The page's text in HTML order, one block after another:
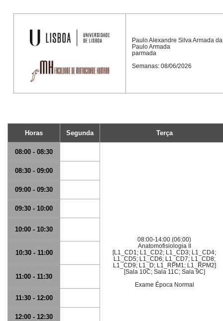
Paulo Alexandre Silva Armada
Paulo Armada
parmada
Semanas: 08/06/2026
Horas Segunda Terça
08:00 - 08:30
08:00-14:00 (06:00)
Anatomofisiologia II
[L1_CD1; L1_CD2; L1_CD3; L1_CD4;
L1_CD5; L1_CD6; L1_CD7; L1_CD8;
L1_CD9; L1_D; L1_RPM1; L1_RPM2]
[Sala 10C; Sala 11C; Sala 9C]
Exame Época Normal
08:30 - 09:00
09:00 - 09:30
09:30 - 10:00
10:00 - 10:30
10:30 - 11:00
11:00 - 11:30
11:30 - 12:00
12:00 - 12:30